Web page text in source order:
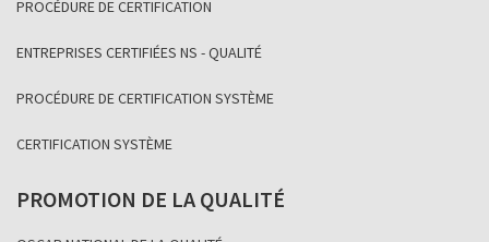
PROCÉDURE DE CERTIFICATION
ENTREPRISES CERTIFIÉES NS - QUALITÉ
PROCÉDURE DE CERTIFICATION SYSTÈME
CERTIFICATION SYSTÈME
PROMOTION DE LA QUALITÉ